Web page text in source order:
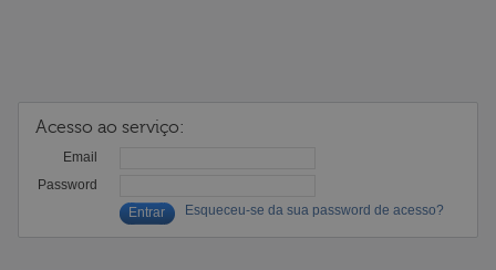
Acesso ao serviço:
Email
Password
Esqueceu-se da sua password de acesso?